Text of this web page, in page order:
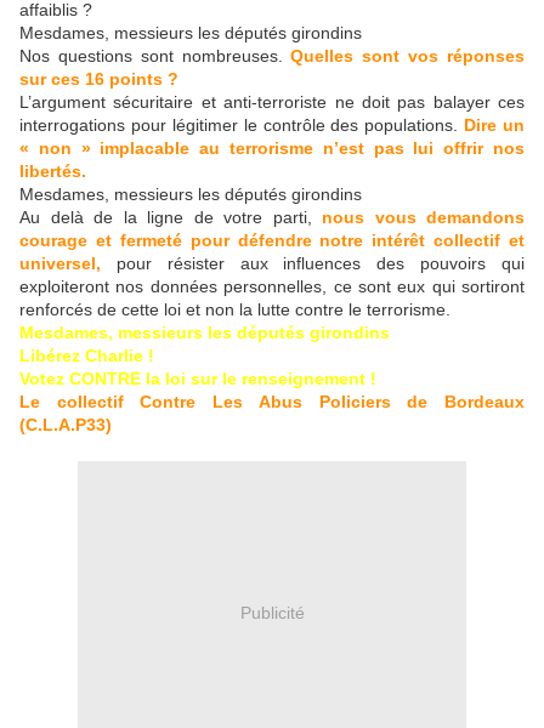
affaiblis ?
Mesdames, messieurs les députés girondins
Nos questions sont nombreuses.Quelles sont vos réponses
sur ces 16 points ?
L’argument sécuritaire et anti-terroriste ne doit pas balayer ces
interrogations pour légitimer le contrôle des populations. Dire un
« non » implacable au terrorisme n’est pas lui offrir nos
libertés.
Mesdames, messieurs les députés girondins
Au delà de la ligne de votre parti, nous vous demandons
courage et fermeté pour défendre notre intérêt collectif et
universel, pour résister aux influences des pouvoirs qui
exploiteront nos données personnelles, ce sont eux qui sortiront
renforcés de cette loi et non la lutte contre le terrorisme.
Mesdames, messieurs les députés girondins
Libérez Charlie !
Votez CONTRE la loi sur le renseignement !
Le collectif Contre Les Abus Policiers de Bordeaux
(C.L.A.P33)
Publicité